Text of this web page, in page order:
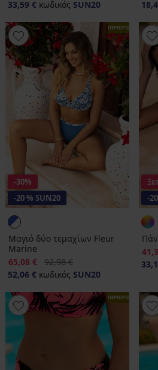
33,59 € κωδικός SUN20
ΠΕΡΙΟΡΙΣΜΕΝΑ
-30%
-20 % SUN20
Μαγιό δύο τεμαχίων Fleur
Marine
Έκπτωση
65,08 € Αρχική τιμή
92,98 €
52,06 € κωδικός SUN20
-
ΠΕΡΙΟΡΙΣΜΕΝΑ